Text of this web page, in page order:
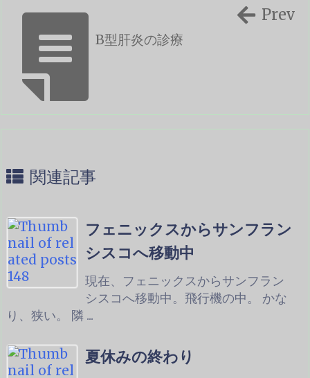
B型肝炎の診療
Prev
関連記事
フェニックスからサンフラン
シスコへ移動中
現在、フェニックスからサンフラン
シスコへ移動中。飛行機の中。 かな
り、狭い。 隣 ...
夏休みの終わり